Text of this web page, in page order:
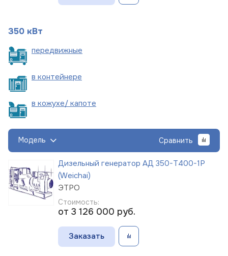
350 кВт
передвижные
в контейнере
в кожухе/ капоте
Модель Сравнить
Дизельный генератор АД 350-Т400-1Р
(Weichai)
ЭТРО
Стоимость:
от 3 126 000 руб.
Заказать